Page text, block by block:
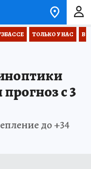
ТОЛЬКО У НАС
с 3
до +34